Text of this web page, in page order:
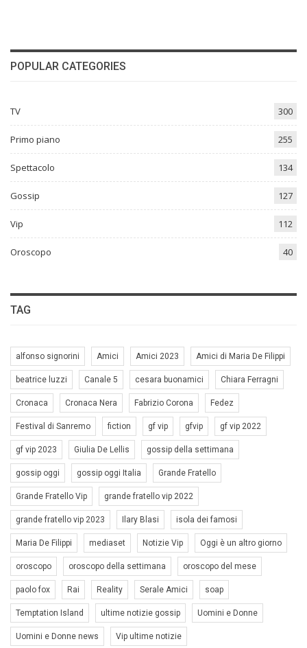
POPULAR CATEGORIES
TV 300
Primo piano 255
Spettacolo 134
Gossip 127
Vip 112
Oroscopo 40
TAG
alfonso signorini Amici Amici 2023 Amici di Maria De Filippi
beatrice luzzi Canale 5 cesara buonamici Chiara Ferragni
Cronaca Cronaca Nera Fabrizio Corona Fedez
Festival di Sanremo fiction gf vip gfvip gf vip 2022
gf vip 2023 Giulia De Lellis gossip della settimana
gossip oggi gossip oggi Italia Grande Fratello
Grande Fratello Vip grande fratello vip 2022
grande fratello vip 2023 Ilary Blasi isola dei famosi
Maria De Filippi mediaset Notizie Vip Oggi è un altro giorno
oroscopo oroscopo della settimana oroscopo del mese
paolo fox Rai Reality Serale Amici soap
Temptation Island ultime notizie gossip Uomini e Donne
Uomini e Donne news Vip ultime notizie